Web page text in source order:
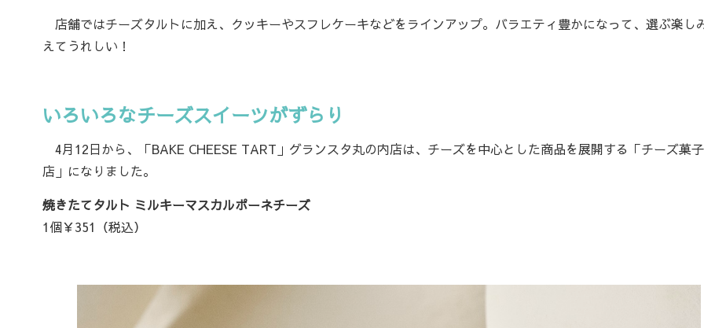
店舗ではチーズタルトに加え、クッキーやスフレケーキなどをラインアップ。バラエティ豊かになって、選ぶ楽し
えてうれしい！
いろいろなチーズスイーツがずらり
4月12日から、「BAKE CHEESE TART」グランスタ丸の内店は、チーズを中心とした商品を展開する「チーズ菓
店」になりました。
焼きたてタルト ミルキーマスカルポーネチーズ
1個￥351（税込）